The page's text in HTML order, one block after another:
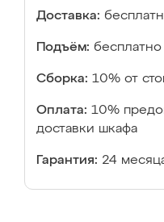
Доставка:
Подъём: бесплатно
Сборка: 10% от
Оплата: 10%
доставки шкафа
Гарантия: 24